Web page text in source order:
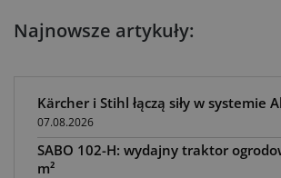
Najnowsze artykuły:
Kärcher i Stihl łączą siły w systemie
07.08.2026
SABO 102-H: wydajny traktor
m²